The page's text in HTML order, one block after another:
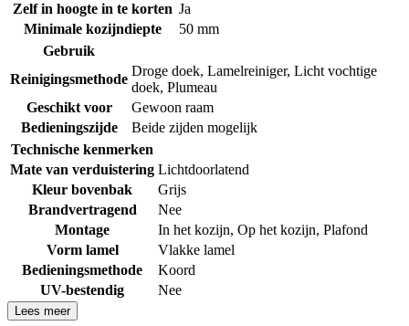
Zelf in hoogte in te korten Ja
Minimale kozijndiepte
50 mm
Gebruik
Reinigingsmethode
Droge doek, Lamelreiniger, Licht vochtige
doek, Plumeau
Geschikt voor
Gewoon raam
Bedieningszijde
Beide zijden mogelijk
Technische kenmerken
Mate van verduistering Lichtdoorlatend
Kleur bovenbak
Grijs
Brandvertragend
Nee
Montage
In het kozijn, Op het kozijn, Plafond
Vorm lamel
Vlakke lamel
Bedieningsmethode
Koord
UV-bestendig
Nee
Lees meer